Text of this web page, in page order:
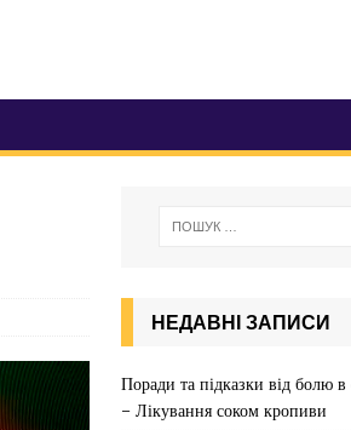
НЕДАВНІ ЗАПИСИ
Поради та підказки від болю в
– Лікування соком кропиви